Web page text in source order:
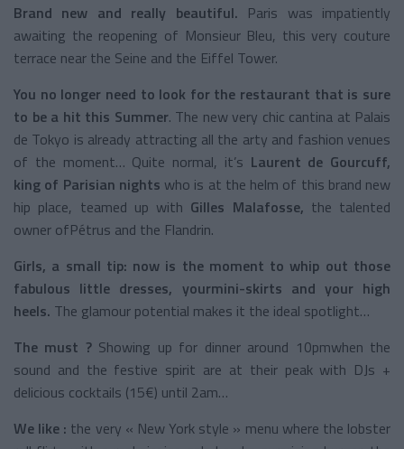
Brand new and really beautiful. Paris was impatiently
awaiting the reopening of Monsieur Bleu, this very couture
terrace near the Seine and the Eiffel Tower.
You no longer need to look for the restaurant that is sure
to be a hit this Summer. The new very chic cantina at Palais
de Tokyo is already attracting all the arty and fashion venues
of the moment… Quite normal, it’s Laurent de Gourcuff,
king of Parisian nights who is at the helm of this brand new
hip place, teamed up with Gilles Malafosse, the talented
owner ofPétrus and the Flandrin.
Girls, a small tip: now is the moment to whip out those
fabulous little dresses, yourmini-skirts and your high
heels. The glamour potential makes it the ideal spotlight…
The must ? Showing up for dinner around 10pmwhen the
sound and the festive spirit are at their peak with DJs +
delicious cocktails (15€) until 2am…
We like : the very « New York style » menu where the lobster